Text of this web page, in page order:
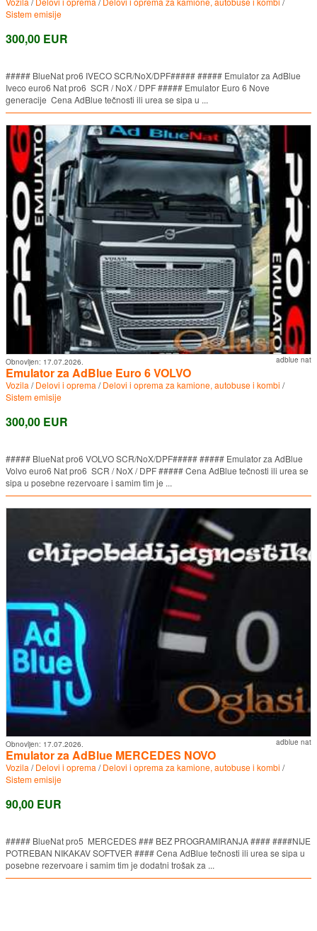
Sistem emisije
300,00 EUR
##### BlueNat pro6 IVECO SCR/NoX/DPF##### ##### Emulator za AdBlue
Iveco euro6 Nat pro6 SCR / NoX / DPF ##### Emulator Euro 6 Nove
generacije Cena AdBlue tečnosti ili urea se sipa u ...
adblue nat
Obnovljen: 17.07.2026.
Emulator za AdBlue Euro 6 VOLVO
Vozila /Delovi i oprema /Delovi i oprema za kamione, autobuse i kombi /
Sistem emisije
300,00 EUR
##### BlueNat pro6 VOLVO SCR/NoX/DPF##### ##### Emulator za AdBlue
Volvo euro6 Nat pro6 SCR / NoX / DPF ##### Cena AdBlue tečnosti ili urea se
sipa u posebne rezervoare i samim tim je ...
adblue nat
Obnovljen: 17.07.2026.
Emulator za AdBlue MERCEDES NOVO
Vozila /Delovi i oprema /Delovi i oprema za kamione, autobuse i kombi /
Sistem emisije
90,00 EUR
##### BlueNat pro5 MERCEDES ### BEZ PROGRAMIRANJA #### ####NIJE
POTREBAN NIKAKAV SOFTVER #### Cena AdBlue tečnosti ili urea se sipa u
posebne rezervoare i samim tim je dodatni trošak za ...